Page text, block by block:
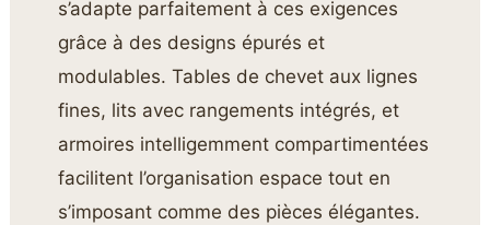
s’adapte parfaitement à ces exigences
grâce à des designs épurés et
modulables. Tables de chevet aux lignes
fines, lits avec rangements intégrés, et
armoires intelligemment compartimentées
facilitent l’organisation espace tout en
s’imposant comme des pièces élégantes.